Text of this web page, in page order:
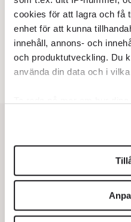
cookies för att lagra och få
enhet för att kunna
innehåll, annons- och
och produktutveckling. Du
använda din data och i
Du kan ändra eller dra
helst från cookie-
Vi använder
för sociala medier och
vidarebefordrar även
STICKET
5.Bitte Assarmo:Sagan om
ursprungsbefolkningen
KRÖNIKA
6.Sakine Madon:Efter
vänstern för Agnes